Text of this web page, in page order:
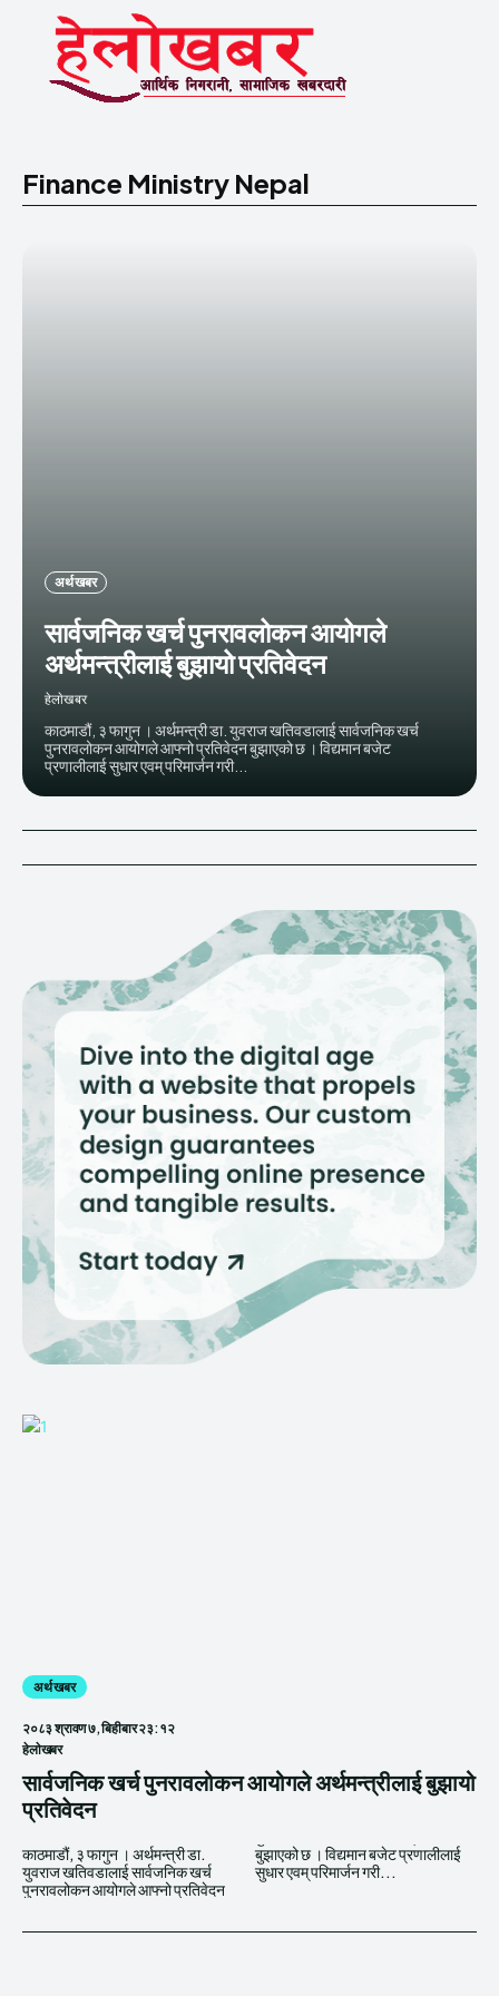
Finance Ministry Nepal
अर्थ खबर
सार्वजनिक खर्च पुनरावलोकन आयोगले
अर्थमन्त्रीलाई बुझायो प्रतिवेदन
हेलाेखबर
काठमाडौं, ३ फागुन । अर्थमन्त्री डा. युवराज खतिवडालाई सार्वजनिक खर्च
पुनरावलोकन आयोगले आफ्नो प्रतिवेदन बुझाएको छ । विद्यमान बजेट
प्रणालीलाई सुधार एवम् परिमार्जन गरी...
अर्थ खबर
२०८३ श्रावण ७, बिहीबार २३:१२
हेलाेखबर
सार्वजनिक खर्च पुनरावलोकन आयोगले अर्थमन्त्रीलाई बुझायो
प्रतिवेदन
काठमाडौं, ३ फागुन । अर्थमन्त्री डा.
युवराज खतिवडालाई सार्वजनिक खर्च
पुनरावलोकन आयोगले आफ्नो प्रतिवेदन
बुझाएको छ । विद्यमान बजेट प्रणालीलाई
सुधार एवम् परिमार्जन गरी...